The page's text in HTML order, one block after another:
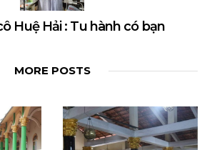
Huệ Hải : Tu hành có bạn
MORE POSTS